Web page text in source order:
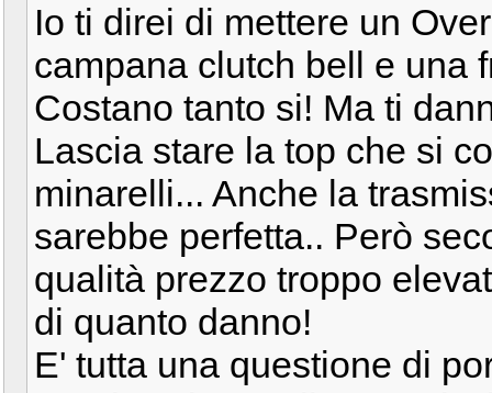
Io ti direi di mettere un
campana clutch bell e una
Costano tanto si! Ma ti
Lascia stare la top che si
minarelli... Anche la
sarebbe perfetta.. Però
qualità prezzo troppo
di quanto danno!
E' tutta una questione di